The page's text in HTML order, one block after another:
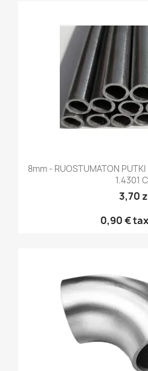
8mm - RUOSTUMATON
1.4301
3,70
0,90 €